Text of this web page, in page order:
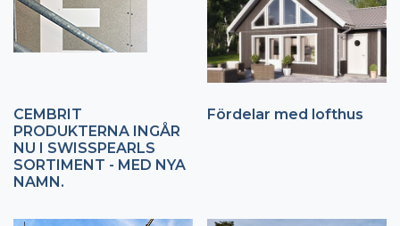
CEMBRIT
PRODUKTERNA INGÅR
NU I SWISSPEARLS
SORTIMENT - MED NYA
NAMN.
Fördelar med lofthus